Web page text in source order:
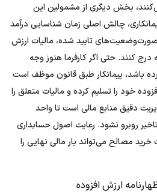
بخش دیگری از مشمولین این
چالش اصلی زمان شناسایی درآمد
صورت‌وضعیت‌های تایید شده، مالیات ارزش
درج کنند. حتی اگر کارفرما هنوز وجه
باشد، پیمانکار طبق قانون موظف است
خود را تسلیم کرده و مالیات متعلق را
دقیق منابع مالی است تا واحد
روبرو نشود. رعایت اصول حسابداری
مصالح می‌تواند بار مالی نهایی را
ارزش افزوده